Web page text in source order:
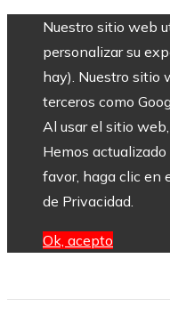
Nuestro sitio web
personalizar su
hay). Nuestro sitio
terceros como
Al usar el sitio
Hemos
favor, haga clic en
de Privacidad.
Ok, acepto